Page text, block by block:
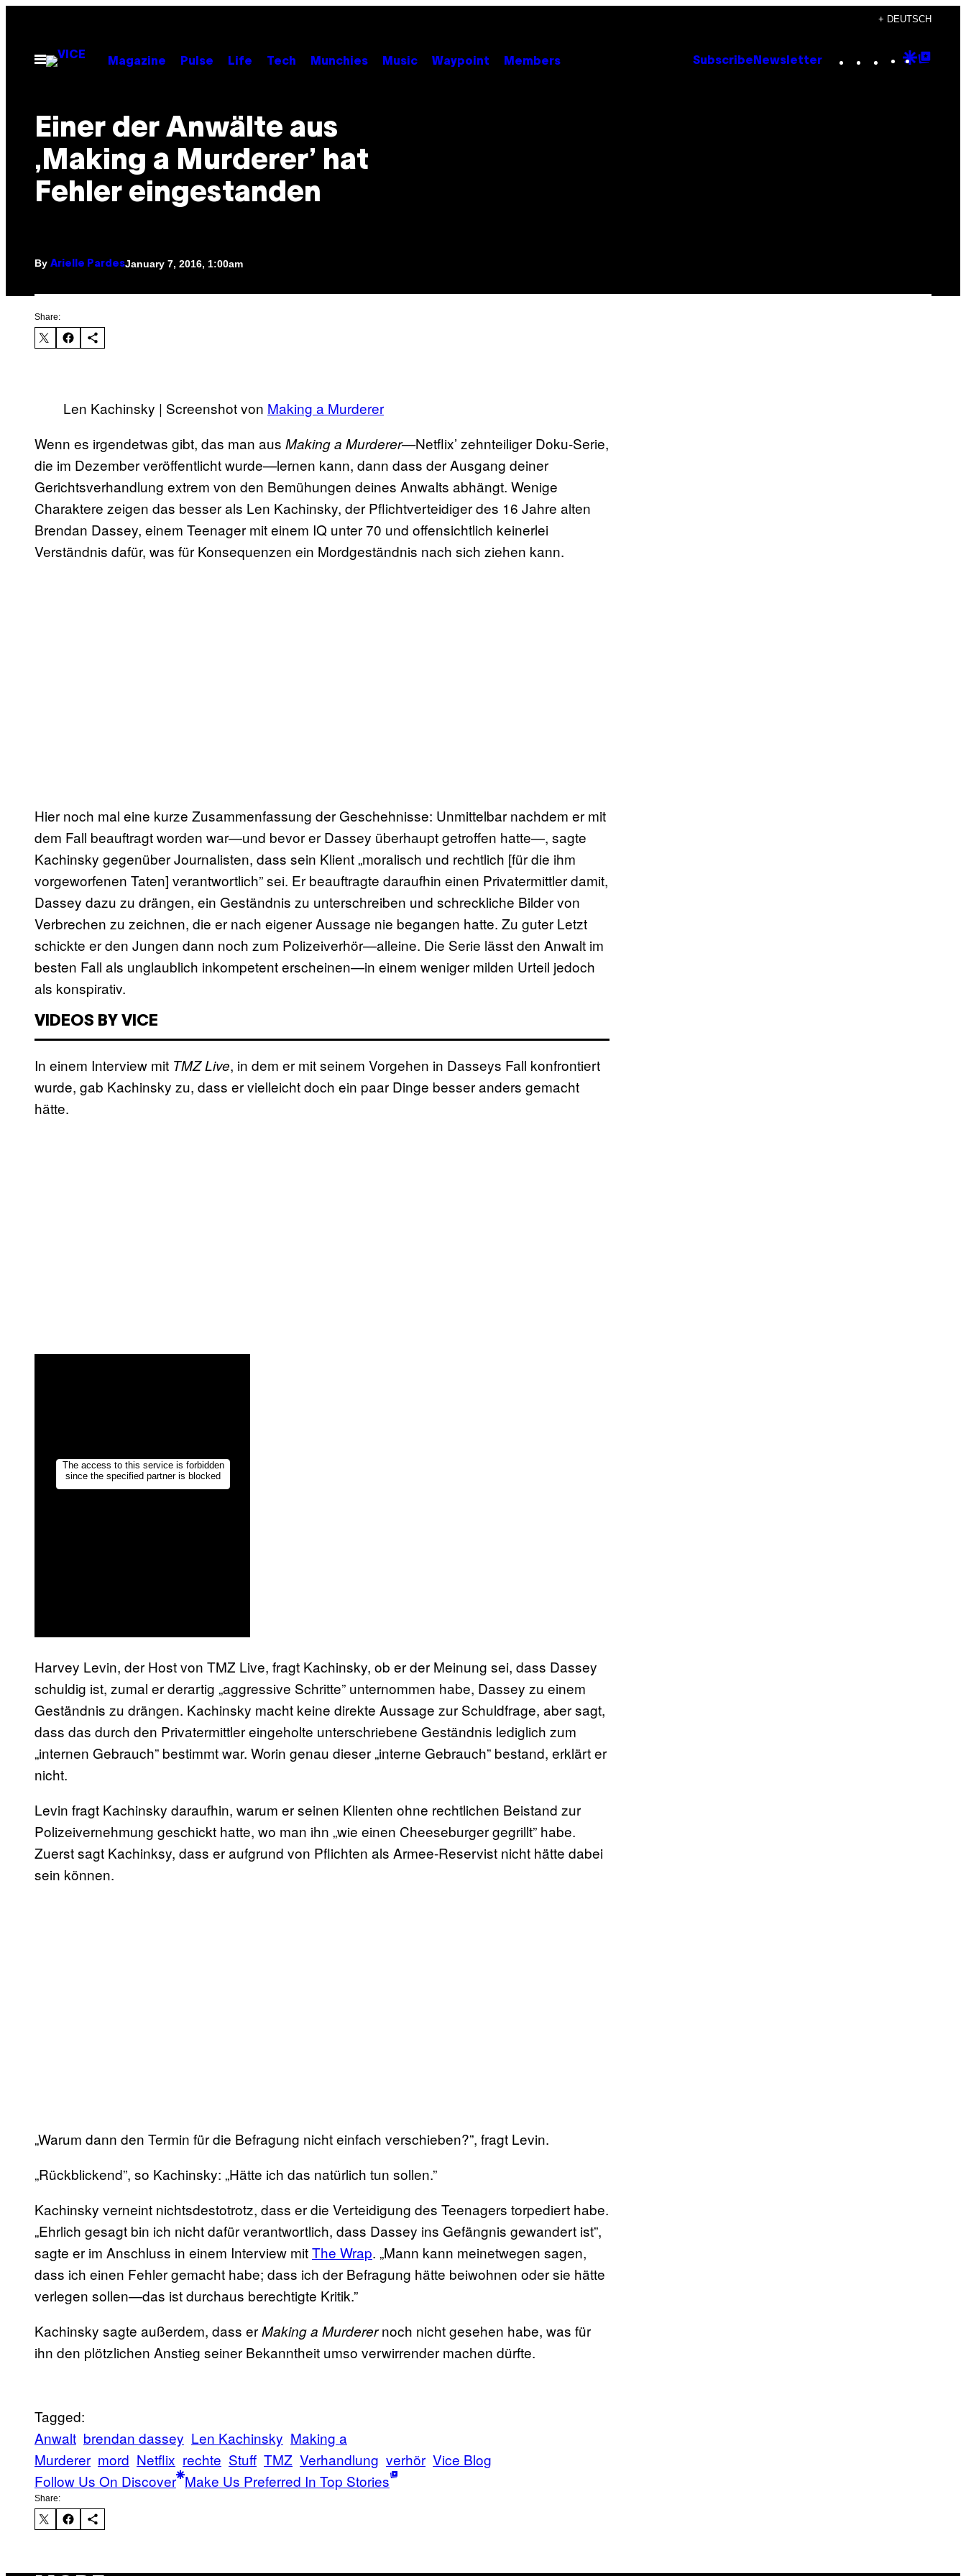
content
+ DEUTSCH
Open
Menu
Magazine Pulse Life Tech Munchies Music Waypoint Members Subscribe Newsletter Instagram
TikTok
YouTube
Google
Einer der Anwälte aus
‚Making a Murderer’ hat
Fehler eingestanden
By Arielle PardesJanuary 7, 2016, 1:00am
Share:
Len Kachinsky | Screenshot von Making a Murderer
Wenn es irgendetwas gibt, das man aus Making a Murderer—Netflix’ zehnteiliger Doku-Serie,
die im Dezember veröffentlicht wurde—lernen kann, dann dass der Ausgang deiner
Gerichtsverhandlung extrem von den Bemühungen deines Anwalts abhängt. Wenige
Charaktere zeigen das besser als Len Kachinsky, der Pflichtverteidiger des 16 Jahre alten
Brendan Dassey, einem Teenager mit einem IQ unter 70 und offensichtlich keinerlei
Verständnis dafür, was für Konsequenzen ein Mordgeständnis nach sich ziehen kann.
Hier noch mal eine kurze Zusammenfassung der Geschehnisse: Unmittelbar nachdem er mit
dem Fall beauftragt worden war—und bevor er Dassey überhaupt getroffen hatte—, sagte
Kachinsky gegenüber Journalisten, dass sein Klient „moralisch und rechtlich [für die ihm
vorgeworfenen Taten] verantwortlich” sei. Er beauftragte daraufhin einen Privatermittler damit,
Dassey dazu zu drängen, ein Geständnis zu unterschreiben und schreckliche Bilder von
Verbrechen zu zeichnen, die er nach eigener Aussage nie begangen hatte. Zu guter Letzt
schickte er den Jungen dann noch zum Polizeiverhör—alleine. Die Serie lässt den Anwalt im
besten Fall als unglaublich inkompetent erscheinen—in einem weniger milden Urteil jedoch
als konspirativ.
VIDEOS BY VICE
In einem Interview mit TMZ Live, in dem er mit seinem Vorgehen in Dasseys Fall konfrontiert
wurde, gab Kachinsky zu, dass er vielleicht doch ein paar Dinge besser anders gemacht
hätte.
Harvey Levin, der Host von TMZ Live, fragt Kachinsky, ob er der Meinung sei, dass Dassey
schuldig ist, zumal er derartig „aggressive Schritte” unternommen habe, Dassey zu einem
Geständnis zu drängen. Kachinsky macht keine direkte Aussage zur Schuldfrage, aber sagt,
dass das durch den Privatermittler eingeholte unterschriebene Geständnis lediglich zum
„internen Gebrauch” bestimmt war. Worin genau dieser „interne Gebrauch” bestand, erklärt er
nicht.
Levin fragt Kachinsky daraufhin, warum er seinen Klienten ohne rechtlichen Beistand zur
Polizeivernehmung geschickt hatte, wo man ihn „wie einen Cheeseburger gegrillt” habe.
Zuerst sagt Kachinksy, dass er aufgrund von Pflichten als Armee-Reservist nicht hätte dabei
sein können.
„Warum dann den Termin für die Befragung nicht einfach verschieben?”, fragt Levin.
„Rückblickend”, so Kachinsky: „Hätte ich das natürlich tun sollen.”
Kachinsky verneint nichtsdestotrotz, dass er die Verteidigung des Teenagers torpediert habe.
„Ehrlich gesagt bin ich nicht dafür verantwortlich, dass Dassey ins Gefängnis gewandert ist”,
sagte er im Anschluss in einem Interview mitThe Wrap. „Mann kann meinetwegen sagen,
dass ich einen Fehler gemacht habe; dass ich der Befragung hätte beiwohnen oder sie hätte
verlegen sollen—das ist durchaus berechtigte Kritik.”
Kachinsky sagte außerdem, dass erMaking a Murderernoch nicht gesehen habe, was für
ihn den plötzlichen Anstieg seiner Bekanntheit umso verwirrender machen dürfte.
Tagged:
Anwalt brendan dassey Len Kachinsky Making a
Murderer mord Netflix rechte Stuff TMZ Verhandlung verhör Vice Blog
Follow Us On Discover Make Us Preferred In Top Stories
Share: